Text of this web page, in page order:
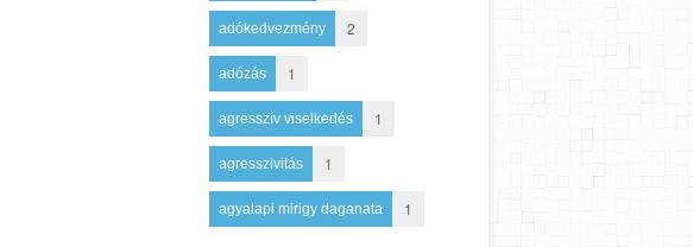
adókedvezmény 2
adózás 1
agresszív viselkedés 1
agresszivitás 1
agyalapi mirigy daganata 1